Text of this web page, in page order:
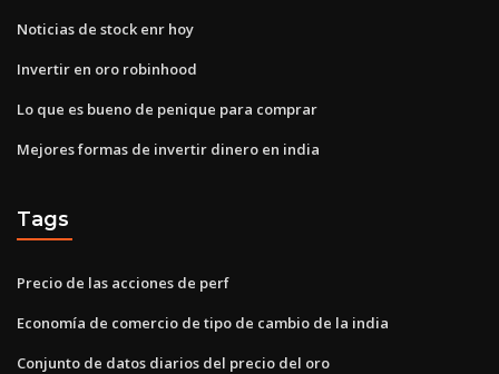
Noticias de stock enr hoy
Invertir en oro robinhood
Lo que es bueno de penique para comprar
Mejores formas de invertir dinero en india
Tags
Precio de las acciones de perf
Economía de comercio de tipo de cambio de la india
Conjunto de datos diarios del precio del oro